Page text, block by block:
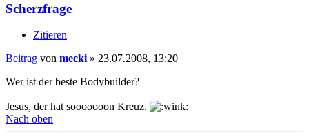
Scherzfrage
Zitieren
Beitrag von mecki » 23.07.2008, 13:20
Wer ist der beste Bodybuilder?
Jesus, der hat sooooooon Kreuz.
Nach oben